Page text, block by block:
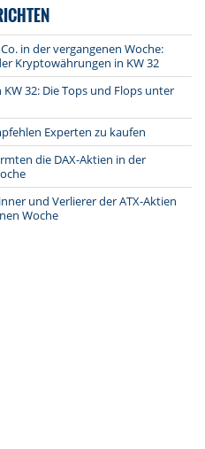
in der vergangenen Woche:
Kryptowährungen in KW 32
KW 32: Die Tops und Flops unter
Experten zu kaufen
die DAX-Aktien in der
und Verlierer der ATX-Aktien
Woche